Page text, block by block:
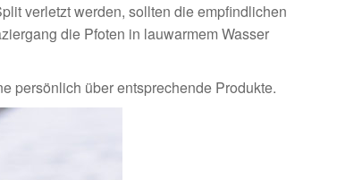
verletzt werden, sollten die empfindlichen
die Pfoten in lauwarmem Wasser
persönlich über entsprechende Produkte.